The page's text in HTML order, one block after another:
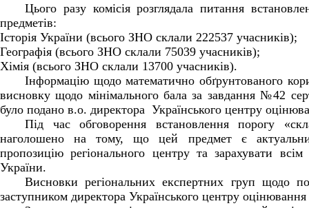
Цього разу комісія розглядала питання
предметів:
Історія України (всього ЗНО склали 222537 учасників);
Географія (всього ЗНО склали 75039 учасників);
Хімія (всього ЗНО склали 13700 учасників).
Інформацію щодо математично обґрунтованого
висновку щодо мінімального бала за завдання №42
було подано в.о. директора Українського центру
Під час обговорення встановлення порогу
наголошено на тому, що цей предмет є
пропозицію регіонального центру та зарахувати
України.
Висновки регіональних експертних груп щодо
заступником директора Українського центру